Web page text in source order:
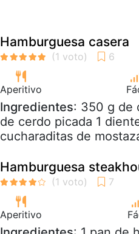
Hamburguesa casera
Aperitivo
Ingredientes: 350 g de
de cerdo picada 1
cucharaditas de
Hamburguesa
Aperitivo